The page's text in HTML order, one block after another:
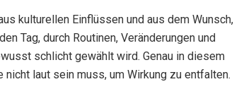
kulturellen Einflüssen und aus dem Wunsch,
Tag, durch Routinen, Veränderungen und
schlicht gewählt wird. Genau in diesem
laut sein muss, um Wirkung zu entfalten.